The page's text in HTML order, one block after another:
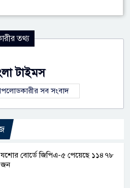
তথ্য
টাইমস
সব সংবাদ
যশোর বোর্ডে জিপিএ-৫ পেয়েছে ১১৪৭৮
জন